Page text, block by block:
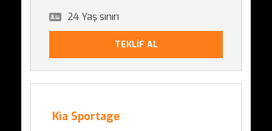
24 Yaş sınırı
TEKLİF AL
Kia Sportage